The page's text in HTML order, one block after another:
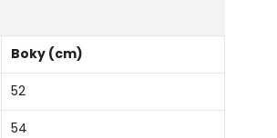
Boky (cm)
52
54